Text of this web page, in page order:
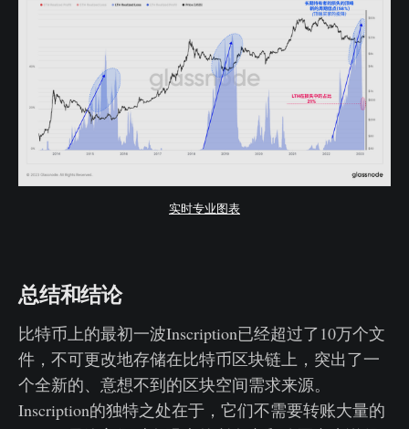
实时专业图表
总结和结论
比特币上的最初一波Inscription已经超过了10万个文
件，不可更改地存储在比特币区块链上，突出了一
个全新的、意想不到的区块空间需求来源。
Inscription的独特之处在于，它们不需要转账大量的